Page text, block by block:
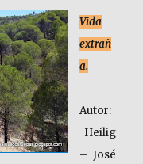
Vida
extrañ
a.
Autor:
Heilig
– José